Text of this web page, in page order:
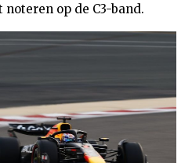
noteren op de C3-band.